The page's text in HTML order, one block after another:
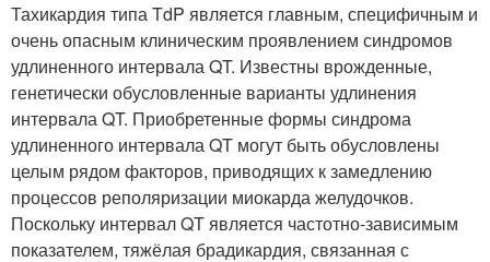
Тахикардия типа TdP является главным, специфичным и
очень опасным клиническим проявлением синдромов
удлиненного интервала QT. Известны врожденные,
генетически обусловленные варианты удлинения
интервала QT. Приобретенные формы синдрома
удлиненного интервала QT могут быть обусловлены
целым рядом факторов, приводящих к замедлению
процессов реполяризации миокарда желудочков.
Поскольку интервал QT является частотно-зависимым
показателем, тяжёлая брадикардия, связанная с